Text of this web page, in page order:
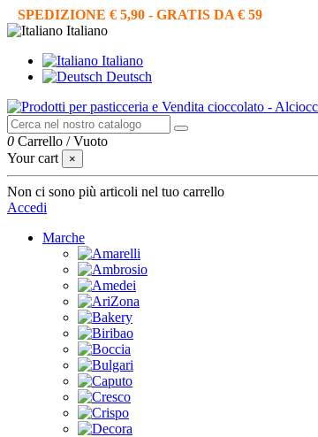
SPEDIZIONE € 5,90 - GRATIS DA € 59
Italiano
Italiano
Deutsch
0 Carrello /Vuoto
Your cart
×
Non ci sono più articoli nel tuo carrello
Accedi
Marche